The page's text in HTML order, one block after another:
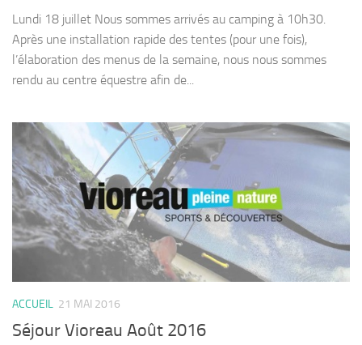
Lundi 18 juillet Nous sommes arrivés au camping à 10h30.
Après une installation rapide des tentes (pour une fois),
l’élaboration des menus de la semaine, nous nous sommes
rendu au centre équestre afin de...
ACCUEIL 21 MAI 2016
Séjour Vioreau Août 2016